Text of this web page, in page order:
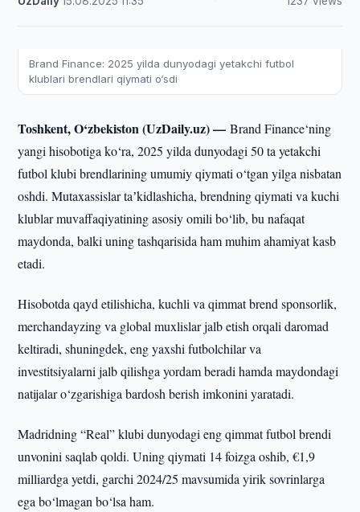
Brand Finance: 2025 yilda dunyodagi yetakchi futbol
klublari brendlari qiymati o‘sdi
Toshkent, O‘zbekiston (UzDaily.uz) —Brand Finance‘ning
yangi hisobotiga ko‘ra, 2025 yilda dunyodagi 50 ta yetakchi
futbol klubi brendlarining umumiy qiymati o‘tgan yilga nisbatan
oshdi. Mutaxassislar taʼkidlashicha, brendning qiymati va kuchi
klublar muvaffaqiyatining asosiy omili bo‘lib, bu nafaqat
maydonda, balki uning tashqarisida ham muhim ahamiyat kasb
etadi.
Hisobotda qayd etilishicha, kuchli va qimmat brend sponsorlik,
merchandayzing va global muxlislar jalb etish orqali daromad
keltiradi, shuningdek, eng yaxshi futbolchilar va
investitsiyalarni jalb qilishga yordam beradi hamda maydondagi
natijalar o‘zgarishiga bardosh berish imkonini yaratadi.
Madridning “Real” klubi dunyodagi eng qimmat futbol brendi
unvonini saqlab qoldi. Uning qiymati 14 foizga oshib, €1,9
milliardga yetdi, garchi 2024/25 mavsumida yirik sovrinlarga
ega bo‘lmagan bo‘lsa ham.